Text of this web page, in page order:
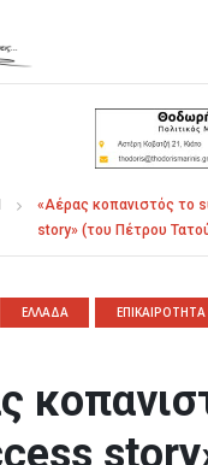
«Αέρας κοπανιστός το
story» (του Πέτρου
ΕΛΛΑΔΑ ΕΠΙΚΑΙΡΟΤΗΤΑ